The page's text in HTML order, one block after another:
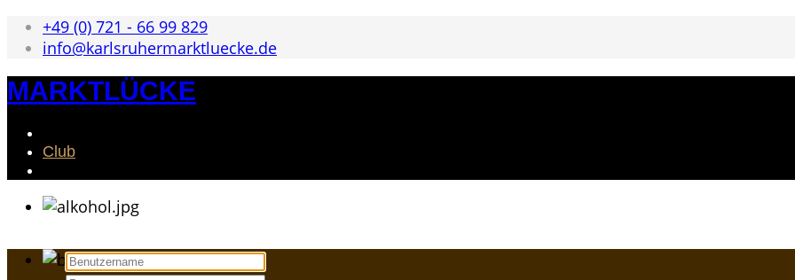
+49 (0) 721 - 66 99 829
info@karlsruhermarktluecke.de
MARKTLÜCKE
Club